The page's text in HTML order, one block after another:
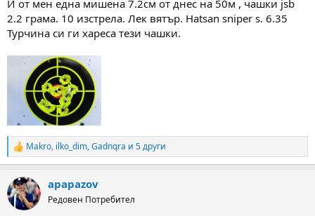
И от мен една мишена 7.2см от днес на 50м , чашки jsb
2.2 грама. 10 изстрела. Лек вятър. Hatsan sniper s. 6.35
Турчина си ги хареса тези чашки.
R
e
c
t
i
Makro, ilko_dim,Gadnqra и 5 други
apapazov
Редовен Потребител